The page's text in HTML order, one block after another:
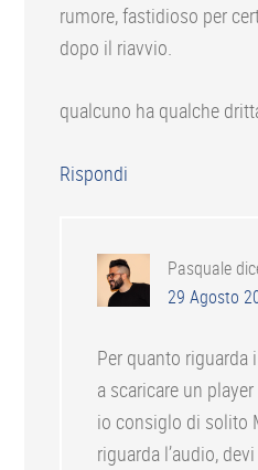
rumore, fastidioso per
dopo il riavvio.
qualcuno ha qualche
Rispondi
Pasquale
29 Agosto
Per quanto riguarda
a scaricare un
io consiglo di solito
riguarda l’audio,